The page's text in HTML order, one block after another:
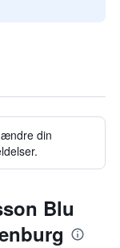
din
Blu